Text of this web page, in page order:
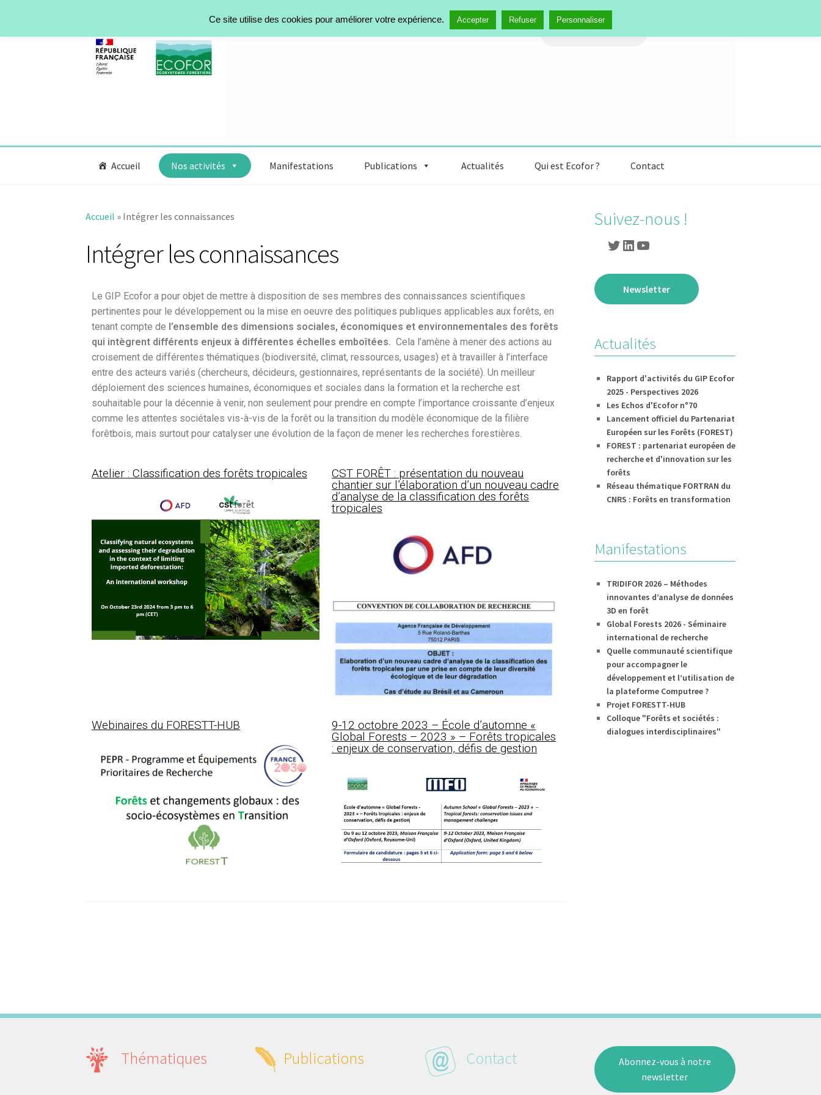
Accueil Nos activités Manifestations Publications Actualités Qui est Ecofor ? Contact
Accueil » Intégrer les connaissances
Intégrer les connaissances
Le GIP Ecofor a pour objet de mettre à disposition de ses membres des connaissances scientifiques
pertinentes pour le développement ou la mise en oeuvre des politiques publiques applicables aux forêts, en
tenant compte de l’ensemble des dimensions sociales, économiques et environnementales des forêts
qui intègrent différents enjeux à différentes échelles emboîtées.Cela l’amène à mener des actions au
croisement de différentes thématiques (biodiversité, climat, ressources, usages) et à travailler à l’interface
entre des acteurs variés (chercheurs, décideurs, gestionnaires, représentants de la société). Un meilleur
déploiement des sciences humaines, économiques et sociales dans la formation et la recherche est
souhaitable pour la décennie à venir, non seulement pour prendre en compte l’importance croissante d’enjeux
comme les attentes sociétales vis-à-vis de la forêt ou la transition du modèle économique de la filière
forêtbois, mais surtout pour catalyser une évolution de la façon de mener les recherches forestières.
Atelier : Classification des forêts tropicales
CST FORÊT : présentation du nouveau
chantier sur l’élaboration d’un nouveau cadre
d’analyse de la classification des forêts
tropicales
Webinaires du FORESTT-HUB
9-12 octobre 2023 – École d’automne «
Global Forests – 2023 » – Forêts tropicales
: enjeux de conservation, défis de gestion
Suivez-nous !
Newsletter
Actualités
Rapport d'activités du GIP Ecofor
2025 - Perspectives 2026
Les Echos d'Ecofor n°70
Lancement officiel du Partenariat
Européen sur les Forêts (FOREST)
FOREST : partenariat européen de
recherche et d'innovation sur les
forêts
Réseau thématique FORTRAN du
CNRS : Forêts en transformation
Manifestations
TRIDIFOR 2026 – Méthodes
innovantes d’analyse de données
3D en forêt
Global Forests 2026 - Séminaire
international de recherche
Quelle communauté scientifique
pour accompagner le
développement et l’utilisation de
la plateforme Computree ?
Projet FORESTT-HUB
Colloque "Forêts et sociétés :
dialogues interdisciplinaires"
Thématiques Publications Contact
Abonnez-vous à notre
newsletter
Ce site utilise des cookies pour améliorer votre expérience. Accepter Refuser Personnaliser